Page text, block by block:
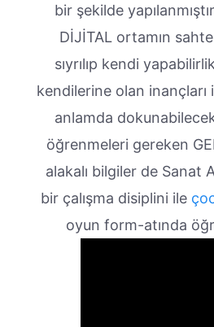
bir şekilde
DİJİTAL ortamın
sıyrılıp kendi
kendilerine olan
anlamda
öğrenmeleri gereken
alakalı bilgiler de Sanat
bir çalışma disiplini ile
oyun form-atında